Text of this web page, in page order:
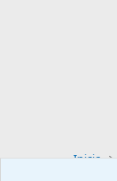
Inicio